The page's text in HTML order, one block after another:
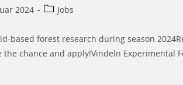
2024 Jobs
based forest research during season
the chance and apply!Vindeln Experimental